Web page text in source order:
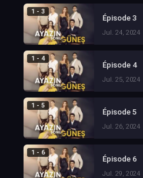
1 - 3
Épisode 3
Jul. 24, 2024
1 - 4
Épisode 4
Jul. 25, 2024
1 - 5
Épisode 5
Jul. 26, 2024
1 - 6
Épisode 6
Jul. 29, 2024